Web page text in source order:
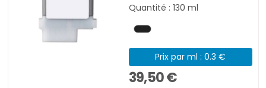
Quantité : 130 ml
Prix par ml : 0.3 €
39,50 €